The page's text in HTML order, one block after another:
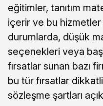
eğitimler, tanıtım
içerir ve bu hizmetler
durumlarda, düşük
seçenekleri veya
fırsatlar sunan bazı
bu tür fırsatlar
sözleşme şartları